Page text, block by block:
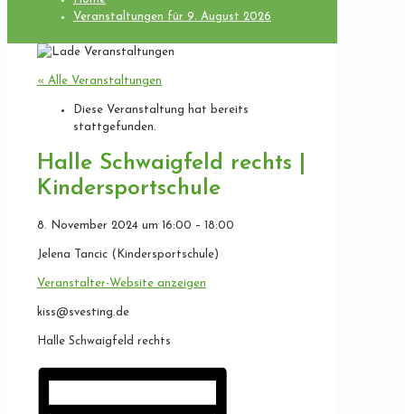
Veranstaltungen für 9. August 2026
« Alle Veranstaltungen
Diese Veranstaltung hat bereits
stattgefunden.
Halle Schwaigfeld rechts |
Kindersportschule
8. November 2024 um 16:00 – 18:00
Jelena Tancic (Kindersportschule)
Veranstalter-Website anzeigen
kiss@svesting.de
Halle Schwaigfeld rechts